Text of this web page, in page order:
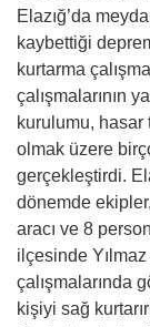
Elazığ’da
kaybettiği
kurtarma
çalışmalarının
kurulumu, hasar
olmak üzere
gerçekleştirdi.
dönemde
aracı ve 8
ilçesinde
çalışmalarında
kişiyi sağ